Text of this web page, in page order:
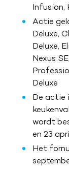
Infusion,
Actie
Deluxe,
Deluxe,
Nexus
Deluxe
De actie
wordt
en 23
Het